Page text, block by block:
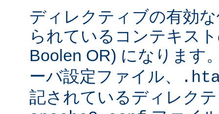
ディレクティブの有効
られているコンテキス
Boolen OR) になります
ーバ設定ファイル、
記されているディレク